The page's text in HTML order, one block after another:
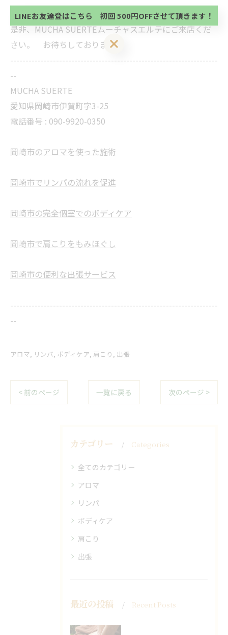
是非、MUCHA SUERTEムーチャスエルテにご来店くだ
さい。 お待ちしております。
--------------------------------------------------------------------
--
MUCHA SUERTE
愛知県岡崎市伊賀町字3-25
電話番号 : 090-9920-0350
岡崎市のアロマを使った施術
岡崎市でリンパの流れを促進
岡崎市の完全個室でのボディケア
岡崎市で肩こりをもみほぐし
岡崎市の便利な出張サービス
--------------------------------------------------------------------
--
アロマ リンパ ボディケア 肩こり 出張
< 前のページ 一覧に戻る 次のページ >
カテゴリー Categories
全てのカテゴリー
アロマ
リンパ
ボディケア
肩こり
出張
最近の投稿 Recent Posts
初回 500円OFFさせて頂きます。 既に 追加済の
方、不必要な方 お手数ですが、✖印でお閉じ下さ
い。
LINEお友達登はこちら 初回 500円OFFさせて頂きます！
LINEお友達登はこちら 初回 500円OFFさせて頂きます！